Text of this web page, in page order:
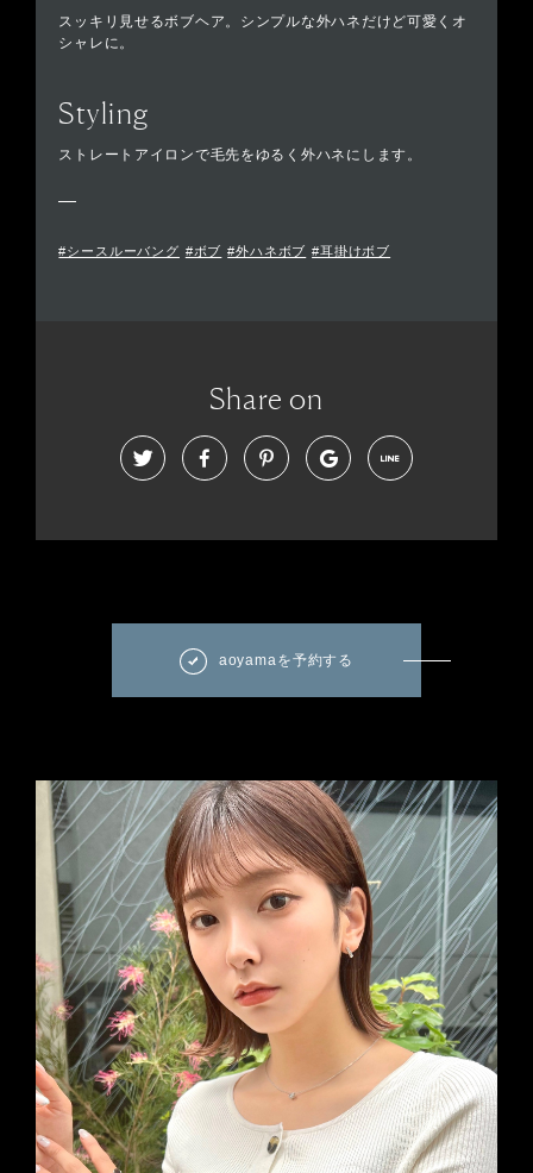
スッキリ見せるボブヘア。シンプルな外ハネだけど可愛くオ
シャレに。
Styling
ストレートアイロンで毛先をゆるく外ハネにします。
#シースルーバング #ボブ #外ハネボブ #耳掛けボブ
Share on
aoyamaを予約する